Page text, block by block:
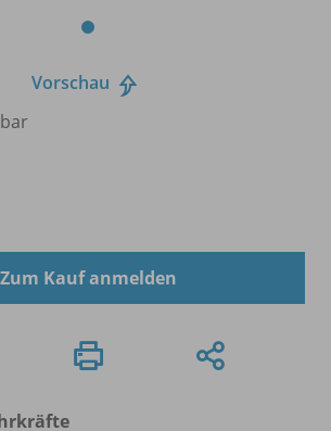
Vorschau
Zum Kauf anmelden